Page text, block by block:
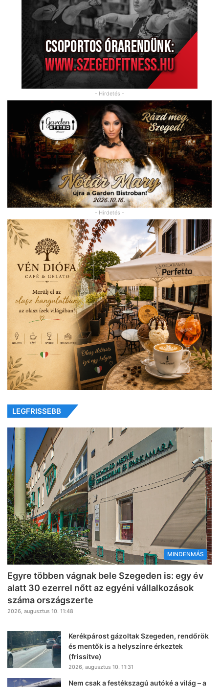
- Hirdetés -
- Hirdetés -
LEGFRISSEBB
MINDENMÁS
Egyre többen vágnak bele Szegeden is: egy év
alatt 30 ezerrel nőtt az egyéni vállalkozások
száma országszerte
2026, augusztus 10. 11:48
Kerékpárost gázoltak Szegeden, rendőrök
és mentők is a helyszínre érkeztek
(frissítve)
2026, augusztus 10. 11:31
Nem csak a festékszagú autóké a világ – a